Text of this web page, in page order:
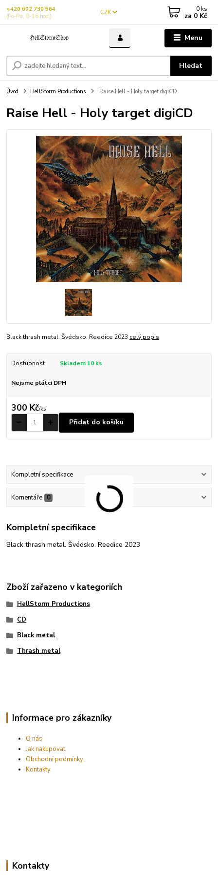
Menu
CZK
Hledat
+420 602 730 564
(Po-Pá, 8-16 hod.)
0 ks
za 0 Kč
Úvod HellStorm Productions Raise Hell - Holy target digiCD
Raise Hell - Holy target digiCD
Black thrash metal. Švédsko. Reedice 2023 celý popis
Dostupnost Skladem 10 ks
Nejsme plátci DPH
300 Kč/ks
Přidat do košíku
Kompletní specifikace
Komentáře 0
Kompletní specifikace
Black thrash metal. Švédsko. Reedice 2023
Zboží zařazeno v kategoriích
HellStorm Productions
CD
Black metal
Thrash metal
Informace pro zákazníky
O nás
Jak nakupovat
Obchodní podmínky
Kontakty
Kontakty